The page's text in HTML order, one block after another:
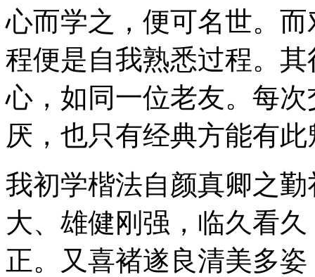
心而学之，便可名世。
程便是自我熟悉过程。
心，如同一位老友。每
厌，也只有经典方能有
我初学楷法自颜真卿之
大、雄健刚强，临久看
正。又喜褚遂良清美多